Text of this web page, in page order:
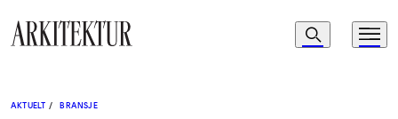
Navigasjon
Søk Meny
AKTUELT / BRANSJE